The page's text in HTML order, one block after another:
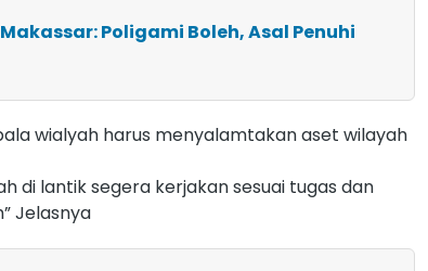
Poligami Boleh, Asal Penuhi
wialyah harus menyalamtakan aset wilayah
di lantik segera kerjakan sesuai tugas dan
Jelasnya